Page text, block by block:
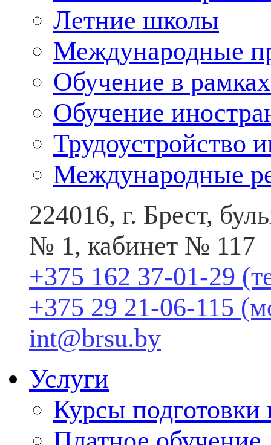
Летние школы
Международные
Обучение в
Обучение
Трудоустройство
Международные
224016, г. Брест,
№ 1, кабинет № 117
+375 162 37-01-29
+375 29 21-06-115
int@brsu.by
Услуги
Курсы